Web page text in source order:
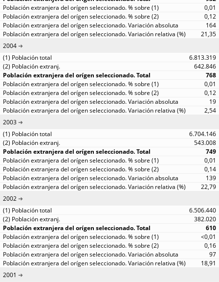
0,01
0,12
164
21,35
2004
6.813.319
642.846
768
0,01
0,12
19
2,54
2003
6.704.146
543.008
749
0,01
0,14
139
22,79
2002
6.506.440
382.020
610
<0,01
0,16
97
18,91
2001